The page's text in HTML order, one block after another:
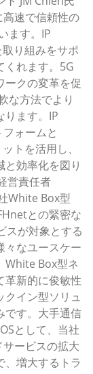
速で信頼性の
ます。IP
り組みをサポ
くれます。5G
ークの変革を促
な方法でより
ります。IP
ォームと
トを活用し、
効率化を図り
営責任者
White Box型
との緊密な
スが対象とする
々なユースケー
White Box型ネ
革新的に俊敏性
クイン型ソリュ
です。大手通信
として、当社
ービスの拡大
、増大するトラ